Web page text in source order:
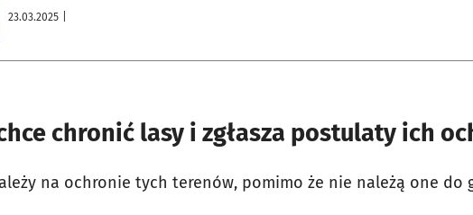
23.03.2025
chronić lasy i zgłasza postulaty ich
na ochronie tych terenów, pomimo że nie należą one do